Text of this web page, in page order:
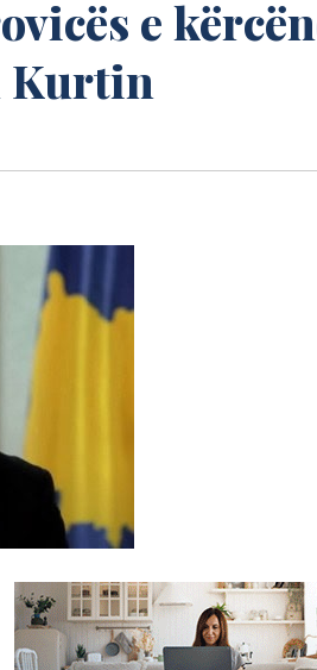
e
Kurtin